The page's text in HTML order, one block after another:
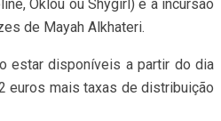
Oklou ou Shygirl) e a incursão
de Mayah Alkhateri.
estar disponíveis a partir do dia
euros mais taxas de distribuição